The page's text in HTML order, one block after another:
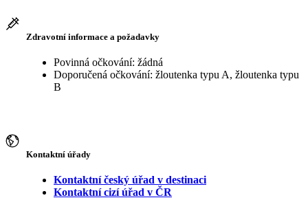
Zdravotní informace a požadavky
Povinná očkování: žádná
Doporučená očkování: žloutenka typu A, žloutenka typu
B
Kontaktní úřady
Kontaktní český úřad v destinaci
Kontaktní cizí úřad v ČR